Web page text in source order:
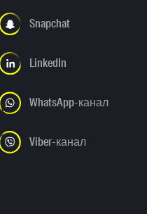
Snapchat
LinkedIn
WhatsApp-канал
Viber-канал